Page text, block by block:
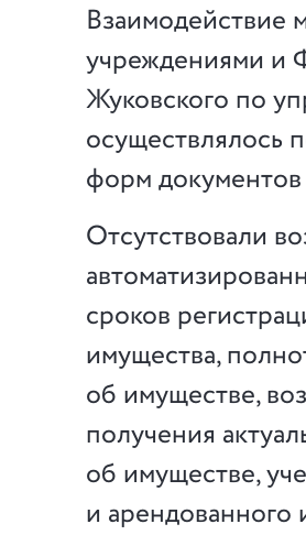
Взаимодействие
учреждениями
Жуковского по
осуществлялось
форм
Отсутствовали
сроков
имущества,
об имуществе,
получения
об имуществе,
и арендованного